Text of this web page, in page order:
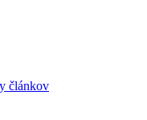
článkov